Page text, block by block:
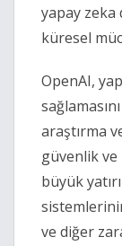
yapay zeka
küresel
OpenAI,
araştırma
güvenlik ve
büyük
ve diğer